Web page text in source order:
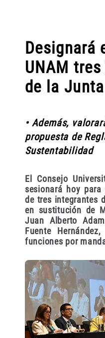
Designará
UNAM
de la
• Además,
propuesta de
Sustentabilidad
El Consejo
sesionará hoy
de tres integrantes
en sustitución de
Juan Alberto
Fuente
funciones por